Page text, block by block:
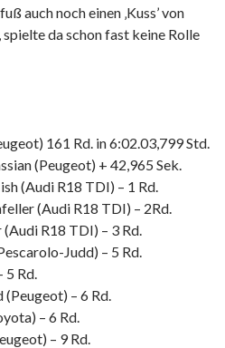
auch noch einen ‚Kuss’ von
da schon fast keine Rolle
161 Rd. in 6:02.03,799 Std.
(Peugeot) + 42,965 Sek.
(Audi R18 TDI) – 1 Rd.
(Audi R18 TDI) – 2Rd.
R18 TDI) – 3 Rd.
Judd) – 5 Rd.
5 Rd.
– 6 Rd.
– 6 Rd.
– 9 Rd.